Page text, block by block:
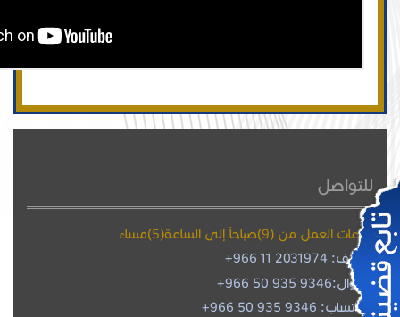
للتواصل
ساعات العمل من (9)صباحاً إلى الساعة(5)مساءً
هاتف: 2031974 11 966+
جوال:+966 50 935 9346
واتساب: +966 50 935 9346